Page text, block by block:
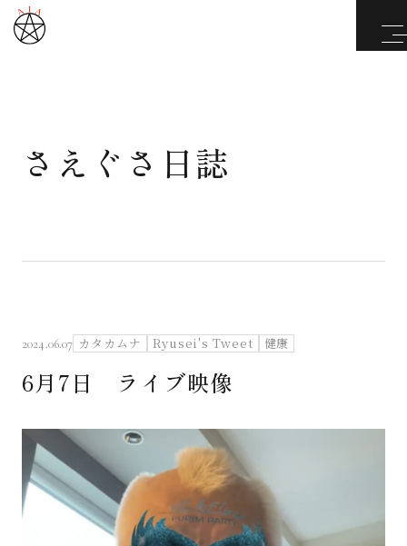
武道と医道
さえぐさ日誌
映像庫
著書
Godo AIAとは
さえぐさ日誌
2024.06.07 カタカムナ Ryusei's Tweet 健康
6月7日 ライブ映像